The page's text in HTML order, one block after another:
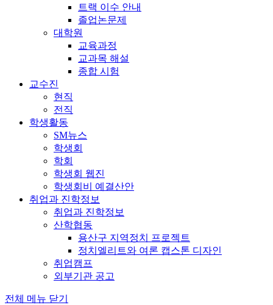
트랙 이수 안내
졸업논문제
대학원
교육과정
교과목 해설
종합 시험
교수진
현직
전직
학생활동
SM뉴스
학생회
학회
학생회 웹진
학생회비 예결산안
취업과 진학정보
취업과 진학정보
산학협동
용산구 지역정치 프로젝트
정치엘리트와 여론 캡스톤 디자인
취업캠프
외부기관 공고
전체 메뉴 닫기